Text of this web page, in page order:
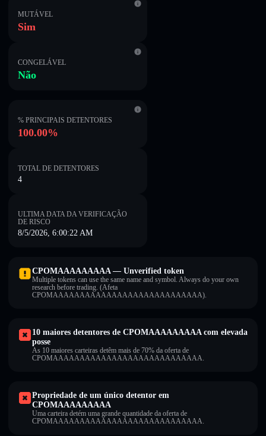
MUTÁVEL
Sim
CONGELÁVEL
Não
% PRINCIPAIS DETENTORES
100.00%
TOTAL DE DETENTORES
4
ULTIMA DATA DA VERIFICAÇÃO
DE RISCO
8/5/2026, 6:00:22 AM
CPOMAAAAAAAAA — Unverified token
Multiple tokens can use the same name and symbol. Always do your own
research before trading. (Afeta
CPOMAAAAAAAAAAAAAAAAAAAAAAAAAAAA).
10 maiores detentores de CPOMAAAAAAAAA com elevada
posse
As 10 maiores carteiras detêm mais de 70% da oferta de
CPOMAAAAAAAAAAAAAAAAAAAAAAAAAAAA.
Propriedade de um único detentor em
CPOMAAAAAAAAA
Uma carteira detém uma grande quantidade da oferta de
CPOMAAAAAAAAAAAAAAAAAAAAAAAAAAAA.